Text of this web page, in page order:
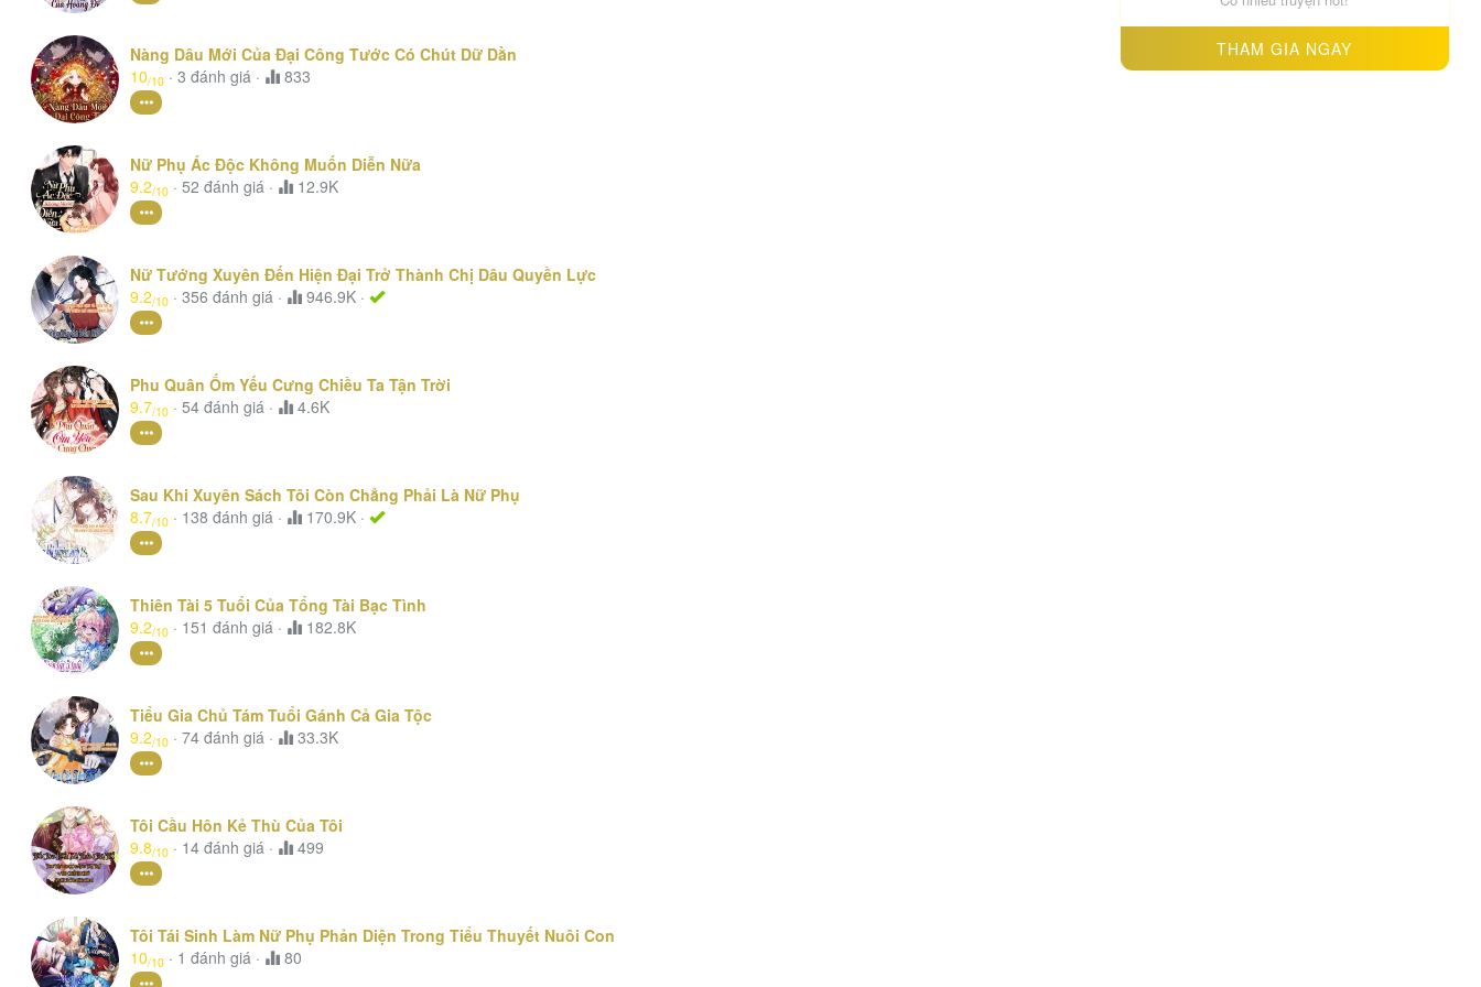
Nàng Dâu Mới Của Đại Công Tước Có Chút Dữ Dằn
10/10 ·3 đánh giá · 833
Nữ Phụ Ác Độc Không Muốn Diễn Nữa
9.2/10 ·52 đánh giá · 12.9K
Nữ Tướng Xuyên Đến Hiện Đại Trở Thành Chị Dâu Quyền Lực
9.2/10 ·356 đánh giá · 946.9K ·
Phu Quân Ốm Yếu Cưng Chiều Ta Tận Trời
9.7/10 ·54 đánh giá · 4.6K
Sau Khi Xuyên Sách Tôi Còn Chẳng Phải Là Nữ Phụ
8.7/10 · 138 đánh giá · 170.9K ·
Thiên Tài 5 Tuổi Của Tổng Tài Bạc Tình
9.2/10 · 151 đánh giá · 182.8K
Tiểu Gia Chủ Tám Tuổi Gánh Cả Gia Tộc
9.2/10 ·74 đánh giá · 33.3K
Tôi Cầu Hôn Kẻ Thù Của Tôi
9.8/10 · 14 đánh giá · 499
Tôi Tái Sinh Làm Nữ Phụ Phản Diện Trong Tiểu Thuyết Nuôi Con
10/10 · 1 đánh giá · 80
matday vaiz
THAM GIA NGAY